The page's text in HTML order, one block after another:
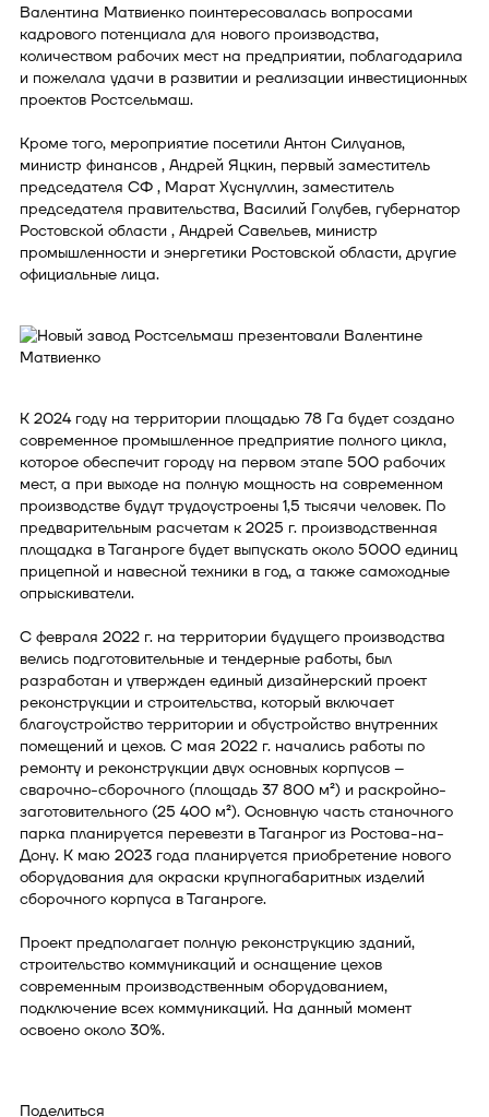
Валентина Матвиенко поинтересовалась вопросами
кадрового потенциала для нового производства,
количеством рабочих мест на предприятии, поблагодарила
и пожелала удачи в развитии и реализации инвестиционных
проектов Ростсельмаш.
Кроме того, мероприятие посетили Антон Силуанов,
министр финансов , Андрей Яцкин, первый заместитель
председателя СФ , Марат Хуснуллин, заместитель
председателя правительства, Василий Голубев, губернатор
Ростовской области , Андрей Савельев, министр
промышленности и энергетики Ростовской области, другие
официальные лица.
К 2024 году на территории площадью 78 Га будет создано
современное промышленное предприятие полного цикла,
которое обеспечит городу на первом этапе 500 рабочих
мест, а при выходе на полную мощность на современном
производстве будут трудоустроены 1,5 тысячи человек. По
предварительным расчетам к 2025 г. производственная
площадка в Таганроге будет выпускать около 5000 единиц
прицепной и навесной техники в год, а также самоходные
опрыскиватели.
С февраля 2022 г. на территории будущего производства
велись подготовительные и тендерные работы, был
разработан и утвержден единый дизайнерский проект
реконструкции и строительства, который включает
благоустройство территории и обустройство внутренних
помещений и цехов. С мая 2022 г. начались работы по
ремонту и реконструкции двух основных корпусов –
сварочно-сборочного (площадь 37 800 м²) и раскройно-
заготовительного (25 400 м²). Основную часть станочного
парка планируется перевезти в Таганрог из Ростова-на-
Дону. К маю 2023 года планируется приобретение нового
оборудования для окраски крупногабаритных изделий
сборочного корпуса в Таганроге.
Проект предполагает полную реконструкцию зданий,
строительство коммуникаций и оснащение цехов
современным производственным оборудованием,
подключение всех коммуникаций. На данный момент
освоено около 30%.
Поделиться